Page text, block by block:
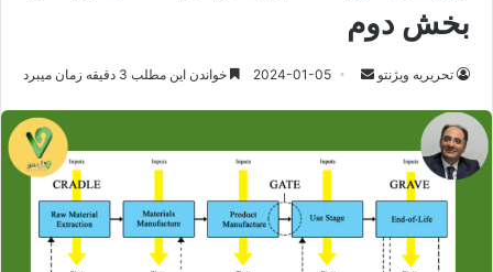
بخش دوم
تحریریه ویژنتو
ارسال2024-01-05 خواندن این مطلب 3 دقیقه زمان میبرد